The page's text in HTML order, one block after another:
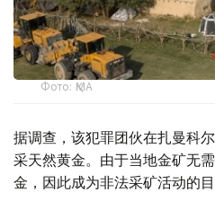
Фото: ҚМА
据调查，该犯罪团伙在扎曼科
采天然黄金。由于当地金矿无
金，因此成为非法采矿活动的目